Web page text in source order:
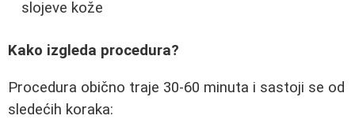
slojeve kože
Kako izgleda procedura?
Procedura obično traje 30-60 minuta i sastoji se od
sledećih koraka: